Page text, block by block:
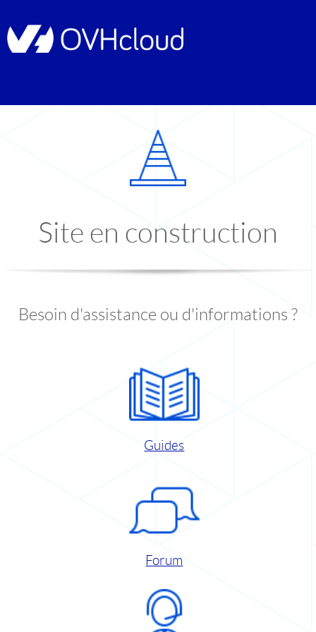
Site en construction
Besoin d'assistance ou d'informations ?
Guides
Forum